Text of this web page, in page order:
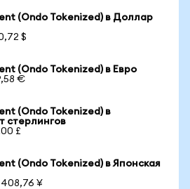
(Ondo Tokenized) в Доллар
$
(Ondo Tokenized) в Евро
€
(Ondo Tokenized) в
стерлингов
£
(Ondo Tokenized) в Японская
408,76 ¥